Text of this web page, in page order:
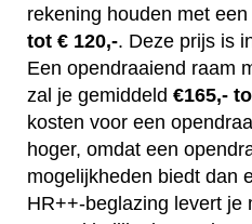
rekening houden met
tot € 120,-. Deze prijs is
Een opendraaiend raam
zal je gemiddeld €165,-
kosten voor een
hoger, omdat een
mogelijkheden biedt dan
HR++-beglazing levert je